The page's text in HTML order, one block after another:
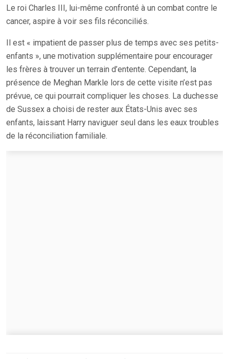
Le roi Charles III, lui-même confronté à un combat contre le
cancer, aspire à voir ses fils réconciliés.
Il est « impatient de passer plus de temps avec ses petits-
enfants », une motivation supplémentaire pour encourager
les frères à trouver un terrain d’entente. Cependant, la
présence de Meghan Markle lors de cette visite n’est pas
prévue, ce qui pourrait compliquer les choses. La duchesse
de Sussex a choisi de rester aux États-Unis avec ses
enfants, laissant Harry naviguer seul dans les eaux troubles
de la réconciliation familiale.